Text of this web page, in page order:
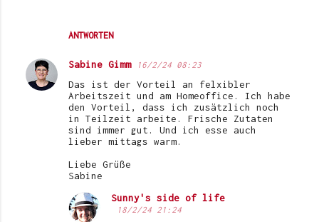
ANTWORTEN
Sabine Gimm 16/2/24 08:23
Das ist der Vorteil an felxibler
Arbeitszeit und am Homeoffice. Ich habe
den Vorteil, dass ich zusätzlich noch
in Teilzeit arbeite. Frische Zutaten
sind immer gut. Und ich esse auch
lieber mittags warm.
Liebe Grüße
Sabine
Sunny's side of life
18/2/24 21:24